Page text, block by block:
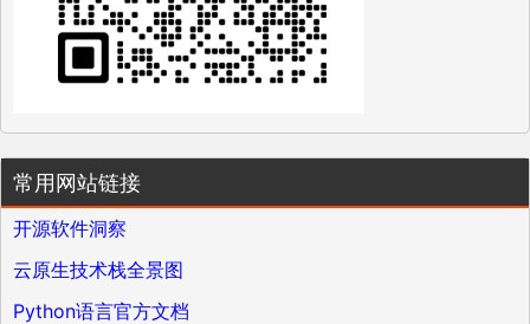
常用网站链接
开源软件洞察
云原生技术栈全景图
Python语言官方文档